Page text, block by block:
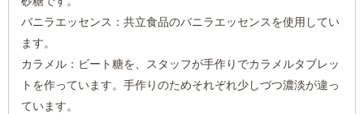
バニラエッセンス：共立食品のバニラエッセンスを使用してい
ます。
カラメル：ビート糖を、スタッフが手作りでカラメルタブレッ
トを作っています。手作りのためそれぞれ少しづつ濃淡が違っ
ています。